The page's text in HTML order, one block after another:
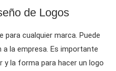
de Logos
cualquier marca. Puede
la empresa. Es importante
y la forma para hacer un logo